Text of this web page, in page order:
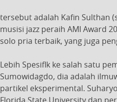
tersebut adalah Kafin Sulthan
musisi jazz peraih AMI Award
solo pria terbaik, yang juga
Lebih Spesiflk ke salah satu
Sumowidagdo, dia adalah
partikel eksperimental.